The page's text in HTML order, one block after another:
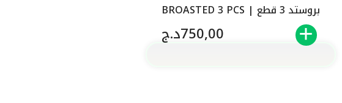
بروستد 3 قطع | BROASTED 3 PCS
750,00د.ج